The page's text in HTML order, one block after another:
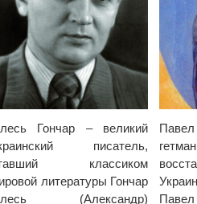
Гончар – великий
писатель,
классиком
литературы Гончар
(Александр)
Павел